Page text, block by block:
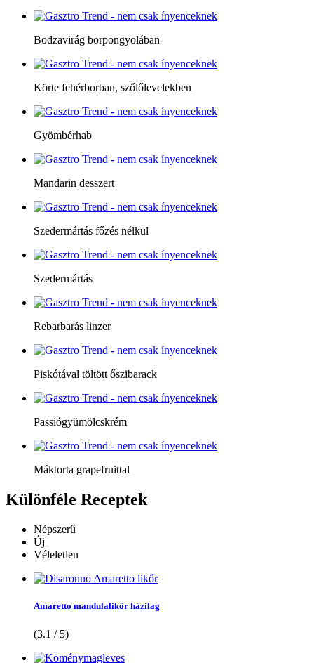
Bodzavirág borpongyolában
Körte fehérborban, szőlőlevelekben
Gyömbérhab
Mandarin desszert
Szedermártás főzés nélkül
Szedermártás
Rebarbarás linzer
Piskótával töltött őszibarack
Passiógyümölcskrém
Máktorta grapefruittal
Különféle Receptek
Népszerű
Új
Véleletlen
Amaretto mandulalikőr házilag
(3.1 / 5)